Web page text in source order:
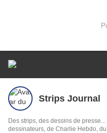
Strips Journal
Des strips, des dessins de
dessinateurs, de Charlie Hebdo,